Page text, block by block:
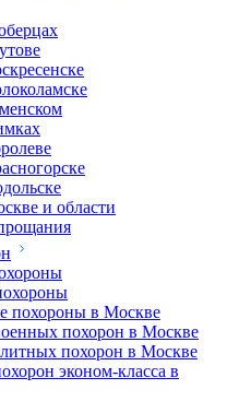
и области
похороны в Москве
похорон в Москве
похорон в Москве
эконом-класса в